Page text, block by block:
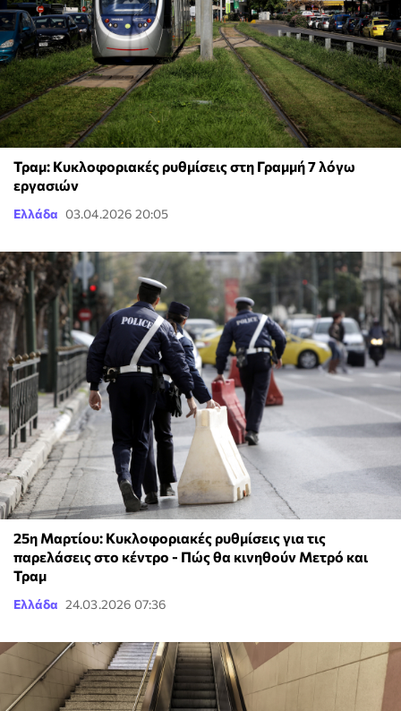
Τραμ: Κυκλοφοριακές ρυθμίσεις στη Γραμμή 7 λόγω
εργασιών
Ελλάδα 03.04.2026 20:05
25η Μαρτίου: Κυκλοφοριακές ρυθμίσεις για τις
παρελάσεις στο κέντρο - Πώς θα κινηθούν Μετρό και
Τραμ
Ελλάδα 24.03.2026 07:36